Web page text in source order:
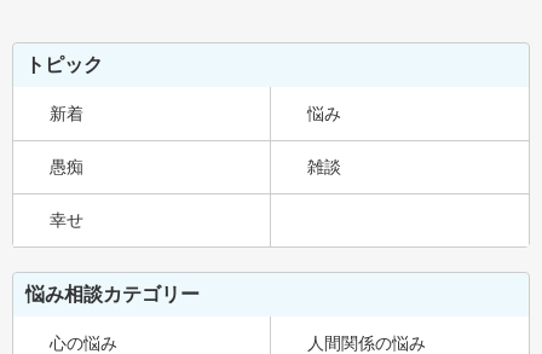
トピック
新着 悩み
愚痴 雑談
幸せ
悩み相談カテゴリー
心の悩み 人間関係の悩み